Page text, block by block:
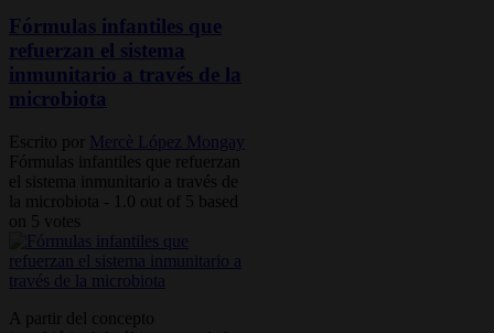
Fórmulas infantiles que
refuerzan el sistema
inmunitario a través de la
microbiota
Escrito por
Mercè López Mongay
Fórmulas infantiles que refuerzan
el sistema inmunitario a través de
la microbiota - 1.0 out of 5 based
on
5 votes
A partir del concepto